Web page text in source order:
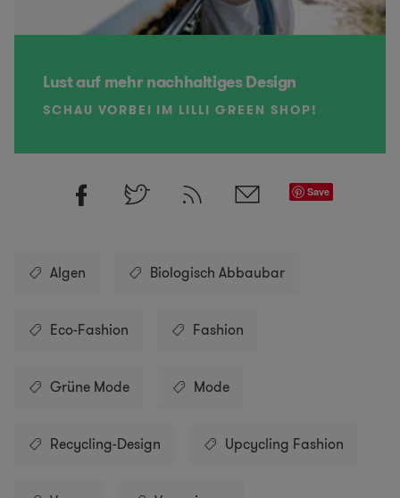
Lust auf mehr nachhaltiges Design
SCHAU VORBEI IM LILLI GREEN SHOP!
Save
Algen Biologisch Abbaubar
Eco-Fashion Fashion
Grüne Mode Mode
Recycling-Design Upcycling Fashion